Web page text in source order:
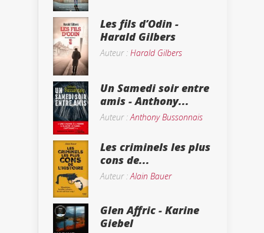
Les fils d’Odin -
Harald Gilbers
Auteur : Harald Gilbers
Un Samedi soir entre
amis - Anthony...
Auteur : Anthony Bussonnais
Les criminels les plus
cons de...
Auteur :Alain Bauer
Glen Affric - Karine
Giebel